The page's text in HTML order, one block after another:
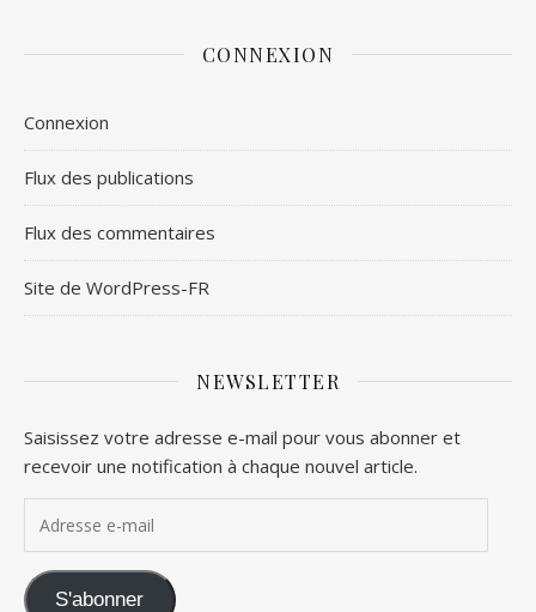
CONNEXION
Connexion
Flux des publications
Flux des commentaires
Site de WordPress-FR
NEWSLETTER
Saisissez votre adresse e-mail pour vous abonner et
recevoir une notification à chaque nouvel article.
S'abonner